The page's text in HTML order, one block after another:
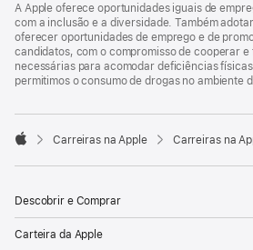
Footer
A Apple oferece oportunidades iguais de
com a inclusão e a diversidade. Também
oferecer oportunidades de emprego e de
candidatos, com o compromisso de cooperar
necessárias para acomodar deficiências
permitimos o consumo de drogas no ambiente

Carreiras na Apple Carreiras na
Descobrir e Comprar
Carteira da Apple